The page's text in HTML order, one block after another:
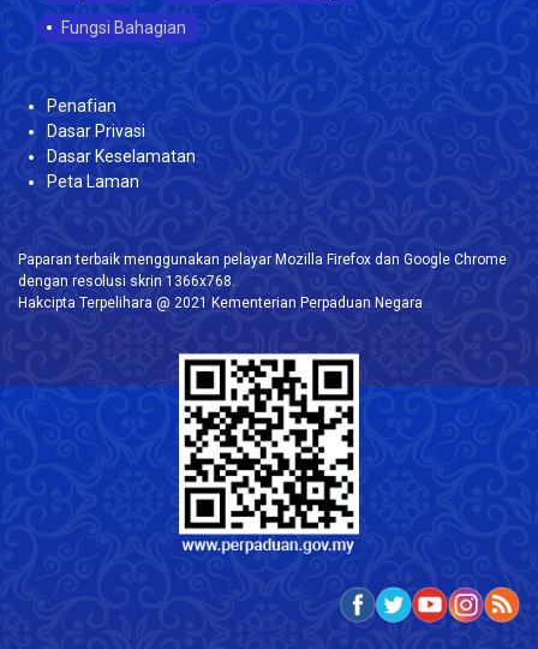
Fungsi Bahagian
Penafian
Dasar Privasi
Dasar Keselamatan
Peta Laman
Paparan terbaik menggunakan pelayar Mozilla Firefox dan Google Chrome
dengan resolusi skrin 1366x768.
Hakcipta Terpelihara @ 2021 Kementerian Perpaduan Negara